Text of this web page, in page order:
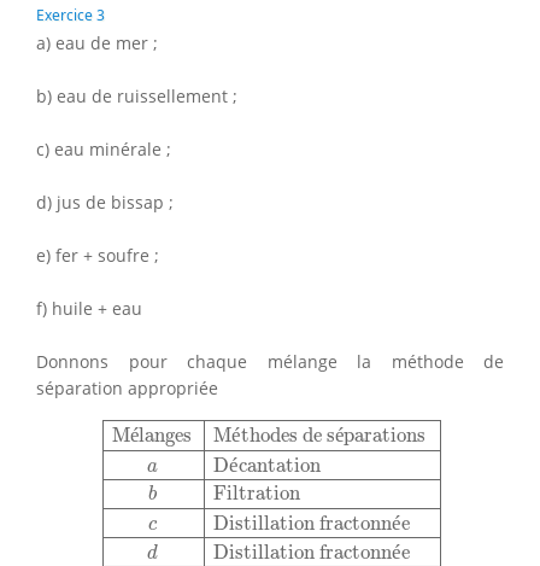
Exercice 3
a) eau de mer ;
b) eau de ruissellement ;
c) eau minérale ;
d) jus de bissap ;
e) fer + soufre ;
f) huile + eau
Donnons pour chaque mélange la méthode de
séparation appropriée
Mélanges Méthodes de séparations
a Décantation
b Filtration
c Distillation fractonnée
d Distillation fractonnée
MélangesMéthodes de séparationsa